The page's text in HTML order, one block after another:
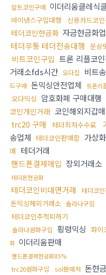
알트코인구매 이더리움클레식
바이낸스구입대행 신용카드코
테더코인현금화 자금현금화
테더무통 테더전송대행 문상
비트코인구입 트론 리플코
거래소fds시간 오다집 비트
드구매 돈믹싱안전업체 트론리
오다믹싱 암호화폐 구매대행
코인개인거래 코인해외지갑
trc20 구매
테더최저수수료
송업체 테더코인판매함 가상
매 테더거래
핸드폰결제매입 장외거래소
테더돈현금화
테더코인비대면거래 테더코
돈믹싱해외거래소 솔라나구입
테더코인추척피하기
솔라나원화구입 횡령믹싱 파이
화 이더리움판매
핸드폰결제현금화85%
trc20원화구입 sol판매처 돈현